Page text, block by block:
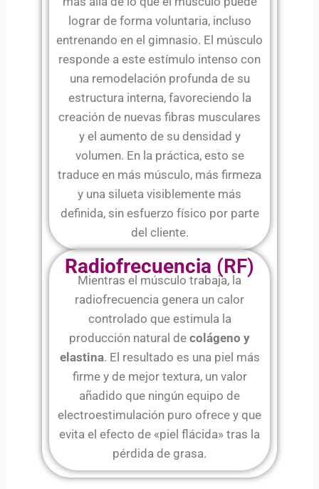
lograr de forma voluntaria, incluso
entrenando en el gimnasio. El músculo
responde a este estímulo intenso con
una remodelación profunda de su
estructura interna, favoreciendo la
creación de nuevas fibras musculares
y el aumento de su densidad y
volumen. En la práctica, esto se
traduce en más músculo, más firmeza
y una silueta visiblemente más
definida, sin esfuerzo físico por parte
del cliente.
Radiofrecuencia (RF)
Mientras el músculo trabaja, la
radiofrecuencia genera un calor
controlado que estimula la
producción natural de colágeno y
elastina. El resultado es una piel más
firme y de mejor textura, un valor
añadido que ningún equipo de
electroestimulación puro ofrece y que
evita el efecto de «piel flácida» tras la
pérdida de grasa.